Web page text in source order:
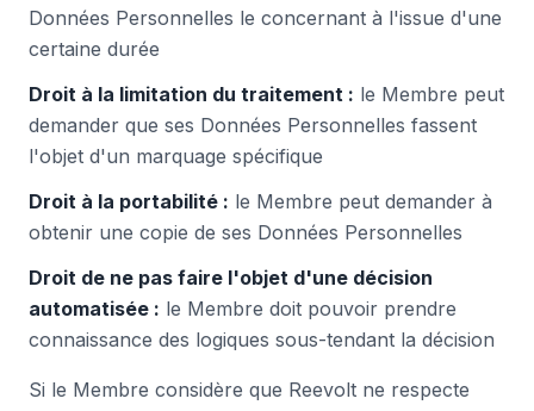
Données Personnelles le concernant à l'issue d'une
certaine durée
Droit à la limitation du traitement : le Membre peut
demander que ses Données Personnelles fassent
l'objet d'un marquage spécifique
Droit à la portabilité : le Membre peut demander à
obtenir une copie de ses Données Personnelles
Droit de ne pas faire l'objet d'une décision
automatisée : le Membre doit pouvoir prendre
connaissance des logiques sous-tendant la décision
Si le Membre considère que Reevolt ne respecte